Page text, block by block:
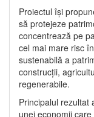
Proiectul își
să protejeze
concentrează pe
cel mai mare risc
sustenabilă a
construcții,
regenerabile.
Principalul rezultat
unei economii